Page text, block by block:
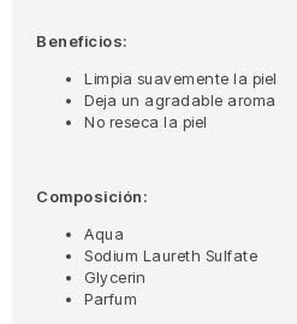
Beneficios:
Limpia suavemente la piel
Deja un agradable aroma
No reseca la piel
Composición:
Aqua
Sodium Laureth Sulfate
Glycerin
Parfum